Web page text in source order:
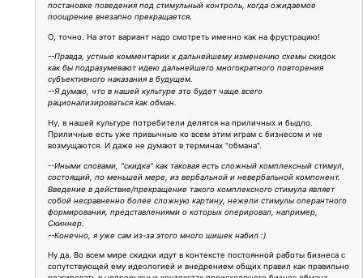
постановке поведения под стимульный контроль, когда ожидаемое
поощрение внезапно прекращается.
О, точно. На этот вариант надо смотреть именно как на фрустрацию!
--Правда, устные комментарии к дальнейшему изменению схемы скидок
как бы подразумевают идею дальнейшего многократного повторения
субъективного наказания в будущем.
--Я думаю, что в нашей культуре это будет чаще всего
рационализироваться как обман.
Ну, в нашей культуре потребители делятся на приличных и быдло.
Приличные есть уже привычные ко всем этим играм с бизнесом и не
возмущаются. И даже не думают в терминах "обмана".
--Иными словами, "скидка" как таковая есть сложный комплексный стимул,
состоящий, по меньшей мере, из вербальной и невербальной компонент.
Введение в действие/прекращение такого комплексного стимула являет
собой несравненно более сложную картину, нежели стимулы оперантного
формирования, представлениями о которых оперировал, например,
Скиннер.
--Конечно, я уже сам из-за этого много шишек набил :)
Ну да. Во всем мире скидки идут в контексте постоянной работы бизнеса с
сопутствующей ему идеологией и внедрением общих правил как правильно